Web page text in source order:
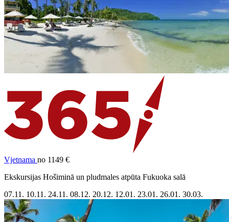
Vjetnama no 1149 €
Ekskursijas Hošiminā un pludmales atpūta Fukuoka salā
07.11. 10.11. 24.11. 08.12. 20.12. 12.01. 23.01. 26.01. 30.03.